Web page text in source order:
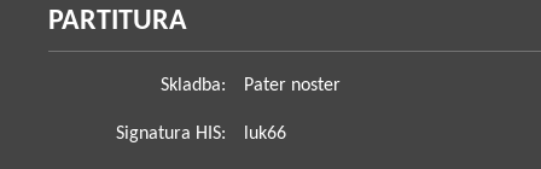
PARTITURA
Skladba: Pater noster
Signatura HIS: luk66